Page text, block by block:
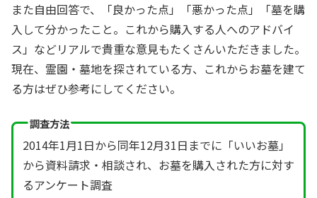
また自由回答で、「良かった点」「悪かった点」「墓を購
入して分かったこと。これから購入する人へのアドバイ
ス」などリアルで貴重な意見もたくさんいただきました。
現在、霊園・墓地を探されている方、これからお墓を建て
る方はぜひ参考にしてください。
調査方法
2014年1月1日から同年12月31日までに「いいお墓」
から資料請求・相談され、お墓を購入された方に対す
るアンケート調査